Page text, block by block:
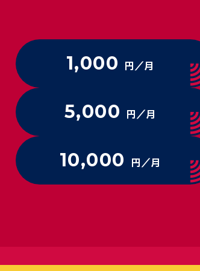
1,000 円／月
5,000 円／月
10,000 円／月